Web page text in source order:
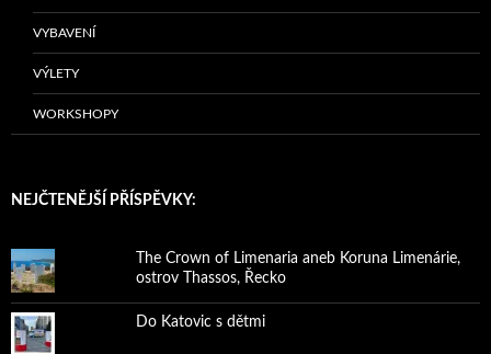
VYBAVENÍ
VÝLETY
WORKSHOPY
NEJČTENĚJŠÍ PŘÍSPĚVKY:
The Crown of Limenaria aneb Koruna Limenárie,
ostrov Thassos, Řecko
Do Katovic s dětmi